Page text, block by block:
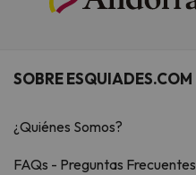
SOBRE ESQUIADES.COM
¿Quiénes Somos?
FAQs - Preguntas Frecuentes